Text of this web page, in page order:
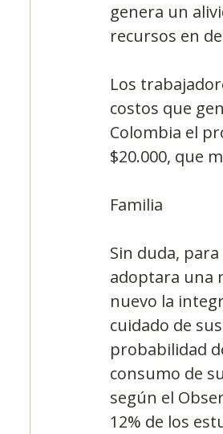
genera un
recursos en
Los
costos que
Colombia el
$20.000, que
Familia
Sin duda,
adoptara una
nuevo la
cuidado de
probabilidad
consumo de
según el
12% de los